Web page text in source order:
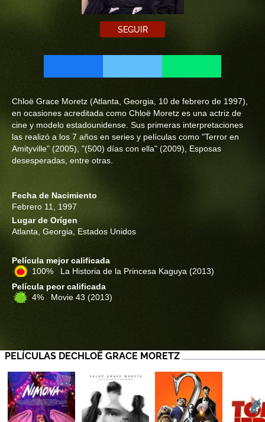
SEGUIR
Chloë Grace Moretz (Atlanta, Georgia, 10 de febrero de 1997),
en ocasiones acreditada como Chloë Moretz es una actriz de
cine y modelo estadounidense. Sus primeras interpretaciones
las realizó a los 7 años en series y películas como "Terror en
Amityville" (2005), "(500) días con ella" (2009), Esposas
desesperadas, entre otras.
Fecha de Nacimiento
Febrero 11, 1997
Lugar de Orígen
Atlanta, Georgia, Estados Unidos
Película mejor calificada
100% La Historia de la Princesa Kaguya (2013)
Película peor calificada
4% Movie 43 (2013)
PELÍCULAS DECHLOË GRACE MORETZ